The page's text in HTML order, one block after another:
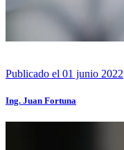
Publicado el 01 junio 2022
Ing. Juan Fortuna